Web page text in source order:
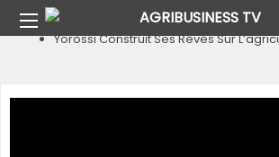
Pays
Burkina Faso
Yorossi Construit Ses Rêves Sur